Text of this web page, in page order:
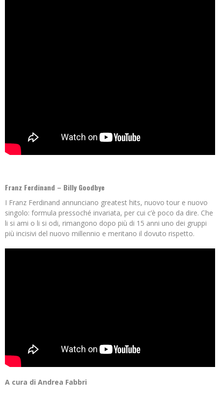
Franz Ferdinand – Billy Goodbye
I Franz Ferdinand annunciano greatest hits, nuovo tour e nuovo
singolo: formula pressoché invariata, per cui c’è poco da dire. Che
li si ami o li si odi, rimangono dopo più di 15 anni uno dei gruppi
più incisivi del nuovo millennio e meritano il dovuto rispetto.
A cura di Andrea Fabbri